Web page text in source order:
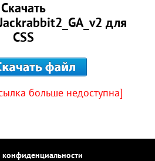
Скачать
для
CSS
больше недоступна]
конфиденциальности